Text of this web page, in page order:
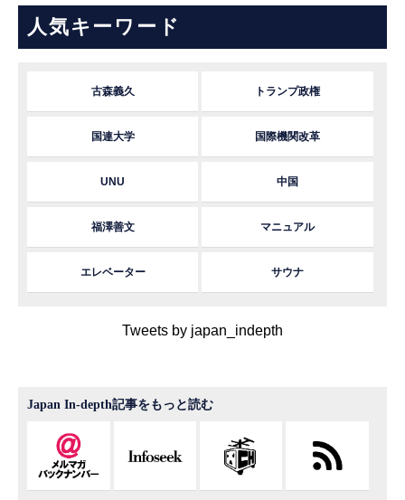
人気キーワード
古森義久 トランプ政権
国連大学 国際機関改革
UNU 中国
福澤善文 マニュアル
エレベーター サウナ
Tweets by japan_indepth
Japan In-depth記事をもっと読む